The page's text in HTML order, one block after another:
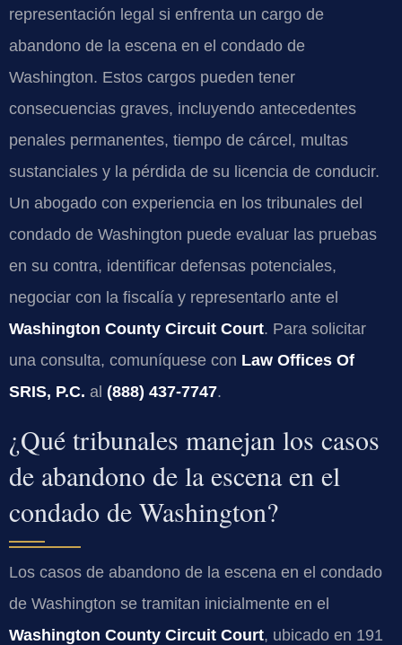
representación legal si enfrenta un cargo de
abandono de la escena en el condado de
Washington. Estos cargos pueden tener
consecuencias graves, incluyendo antecedentes
penales permanentes, tiempo de cárcel, multas
sustanciales y la pérdida de su licencia de conducir.
Un abogado con experiencia en los tribunales del
condado de Washington puede evaluar las pruebas
en su contra, identificar defensas potenciales,
negociar con la fiscalía y representarlo ante el
Washington County Circuit Court. Para solicitar
una consulta, comuníquese con Law Offices Of
SRIS, P.C. al (888) 437-7747.
¿Qué tribunales manejan los casos
de abandono de la escena en el
condado de Washington?
Los casos de abandono de la escena en el condado
de Washington se tramitan inicialmente en el
Washington County Circuit Court, ubicado en 191